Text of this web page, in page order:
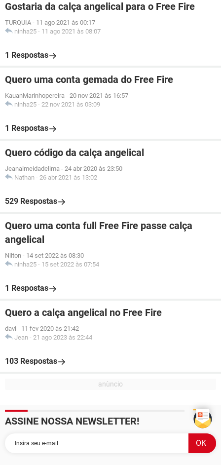
Gostaria da calça angelical para o Free Fire
TURQUIA - 11 ago 2021 às 00:17
ninha25 - 11 ago 2021 às 08:07
1 Respostas
Quero uma conta gemada do Free Fire
KauanMarinhopereira - 20 nov 2021 às 16:57
ninha25 - 22 nov 2021 às 03:09
1 Respostas
Quero código da calça angelical
Jeanalmeidadelima - 24 abr 2020 às 23:50
Nathan - 26 abr 2021 às 13:02
529 Respostas
Quero uma conta full Free Fire passe calça
angelical
Nilton - 14 set 2022 às 08:30
ninha25 - 15 set 2022 às 07:54
1 Respostas
Quero a calça angelical no Free Fire
davi - 11 fev 2020 às 21:42
Jean - 21 ago 2023 às 22:44
103 Respostas
ASSINE NOSSA NEWSLETTER!